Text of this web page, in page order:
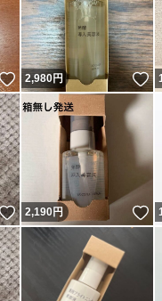
いいね！
2,980円
いいね！
2,190円